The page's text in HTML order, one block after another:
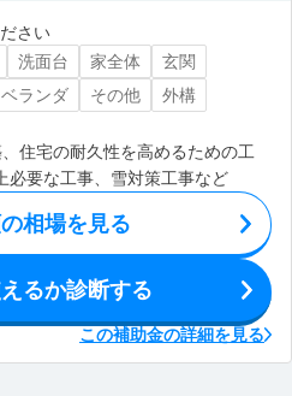
さい
洗面台 家全体
玄関
ベランダ その他
外構
住宅の耐久性を高めるための工
必要な工事、雪対策工事など
相場を見る
るか診断する
この補助金の詳細を見る